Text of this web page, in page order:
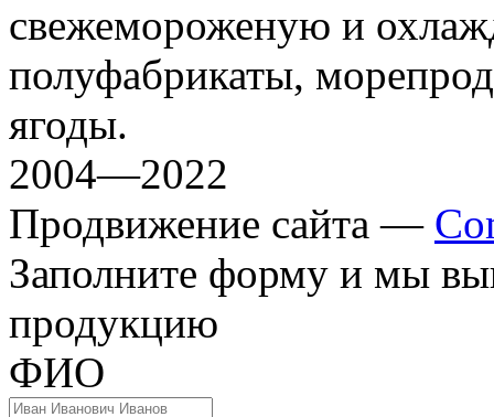
свежемороженую и
полуфабрикаты,
ягоды.
2004—2022
Продвижение сайта —
Заполните форму и мы
продукцию
ФИО